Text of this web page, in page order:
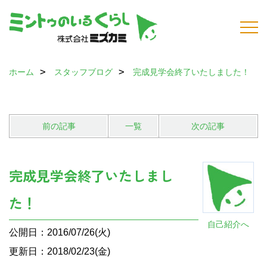
ホーム スタッフブログ 完成見学会終了いたしました！
前の記事 一覧 次の記事
自己紹介へ
完成見学会終了いたしまし
た！
公開日：2016/07/26(火)
更新日：2018/02/23(金)